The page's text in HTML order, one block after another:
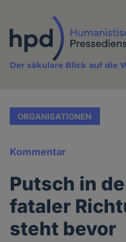
Inhalt
Der säkulare Blick auf die
ORGANISATIONEN
Kommentar
Putsch in
fataler
steht bevor